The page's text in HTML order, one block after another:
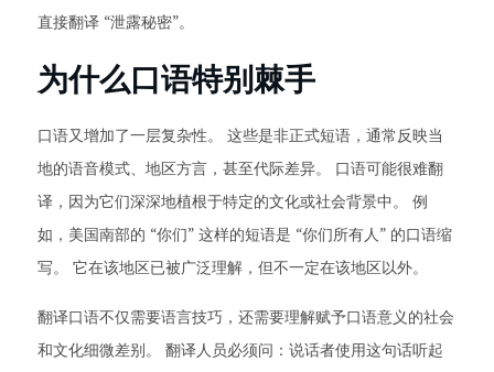
直接翻译 “泄露秘密”。
为什么口语特别棘手
口语又增加了一层复杂性。 这些是非正式短语，通常反映当
地的语音模式、地区方言，甚至代际差异。 口语可能很难翻
译，因为它们深深地植根于特定的文化或社会背景中。 例
如，美国南部的 “你们” 这样的短语是 “你们所有人” 的口语缩
写。 它在该地区已被广泛理解，但不一定在该地区以外。
翻译口语不仅需要语言技巧，还需要理解赋予口语意义的社会
和文化细微差别。 翻译人员必须问：说话者使用这句话听起